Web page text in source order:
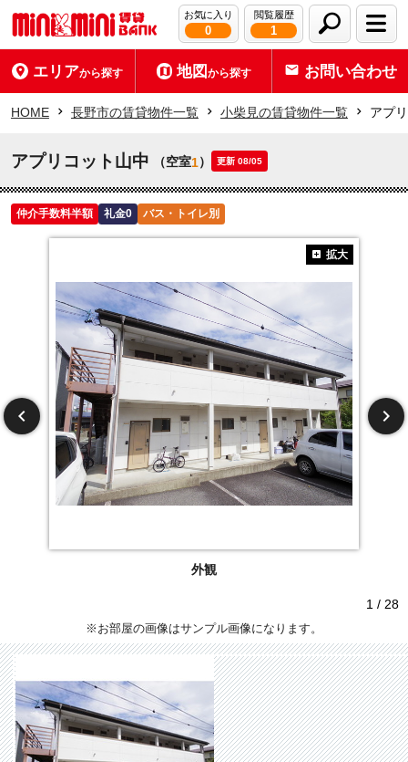
お気に入り
0
閲覧履歴
1
エリアから探す 地図から探す お問い合わせ
HOME 長野市の賃貸物件一覧 小柴見の賃貸物件一覧 アプ
アプリコット山中 （空室1） 更新 08/05
仲介手数料半額 礼金0 バス・トイレ別
外観
拡大
1 / 28
※お部屋の画像はサンプル画像になります。